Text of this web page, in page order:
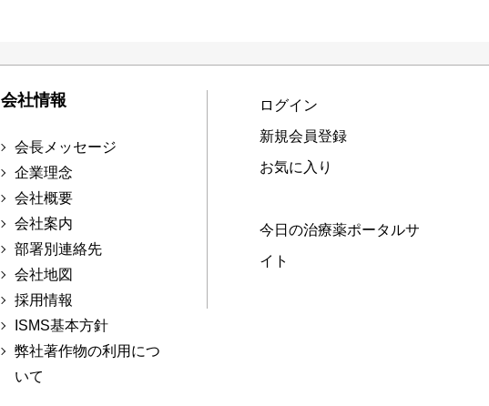
会社情報
会長メッセージ
企業理念
会社概要
会社案内
部署別連絡先
会社地図
採用情報
ISMS基本方針
弊社著作物の利用につ
いて
ログイン
新規会員登録
お気に入り
今日の治療薬ポータルサ
イト